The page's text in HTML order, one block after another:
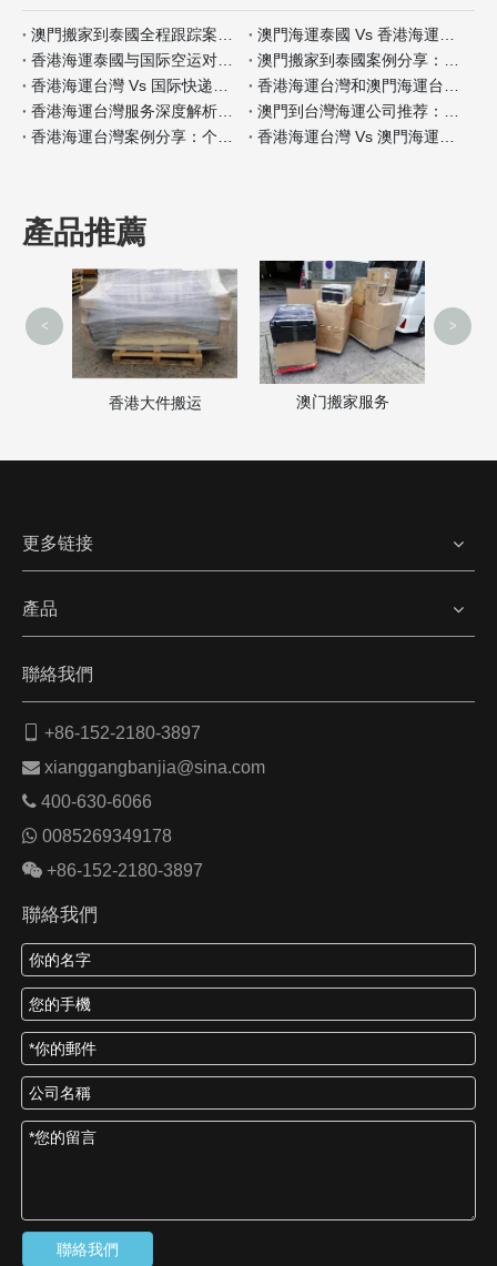
產品推薦
香港大件搬运 澳门搬家服务
< >
更多链接
產品
聯絡我們
+86-152-2180-3897
 xianggangbanjia@sina.com
 400-630-6066
 0085269349178
 +86-152-2180-3897
聯絡我們
聯絡我們